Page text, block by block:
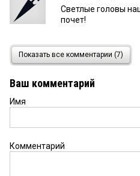
Светлые головы
почет!
10 февраля 2025
Ливзан одна из
заслуженно,
просто за людей!
Показать все комментарии (7)
Ваш комментарий
Имя
Комментарий